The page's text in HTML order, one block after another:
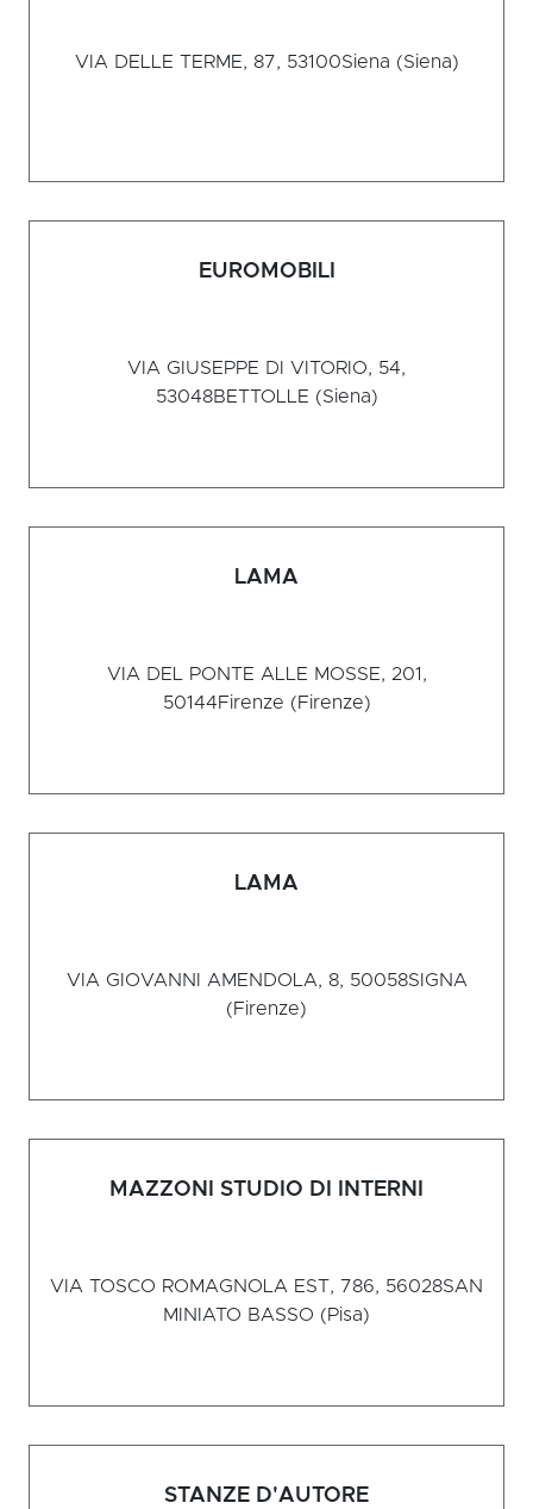
VIA DELLE TERME, 87, 53100Siena (Siena)
EUROMOBILI
VIA GIUSEPPE DI VITORIO, 54,
53048BETTOLLE (Siena)
LAMA
VIA DEL PONTE ALLE MOSSE, 201,
50144Firenze (Firenze)
LAMA
VIA GIOVANNI AMENDOLA, 8, 50058SIGNA
(Firenze)
MAZZONI STUDIO DI INTERNI
VIA TOSCO ROMAGNOLA EST, 786, 56028SAN
MINIATO BASSO (Pisa)
STANZE D'AUTORE